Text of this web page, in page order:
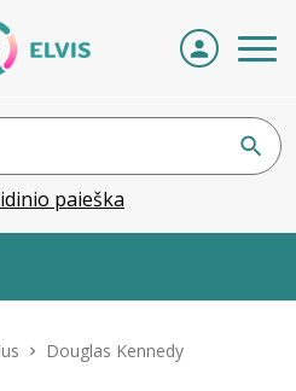
paieška
Douglas Kennedy